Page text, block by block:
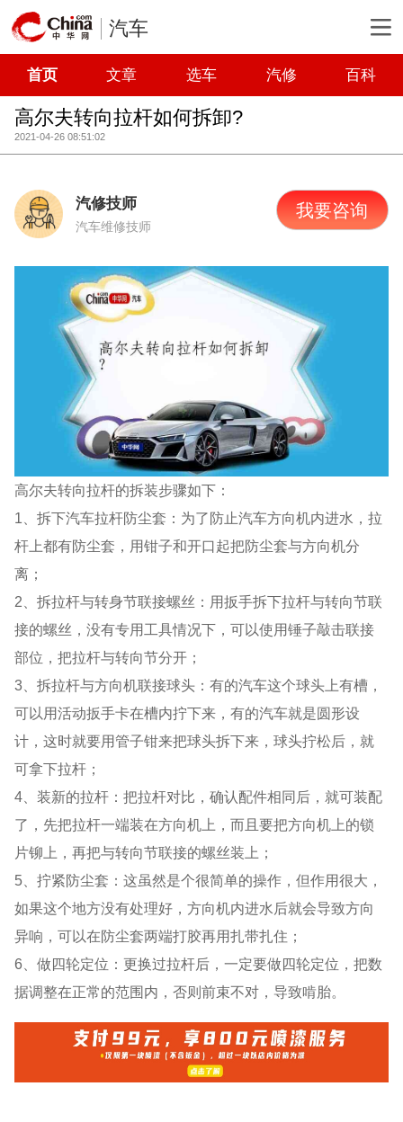
汽车
首页 文章 选车 汽修 百科
高尔夫转向拉杆如何拆卸?
2021-04-26 08:51:02
汽修技师
汽车维修技师
我要咨询
高尔夫转向拉杆的拆装步骤如下：
1、拆下汽车拉杆防尘套：为了防止汽车方向机内进水，拉
杆上都有防尘套，用钳子和开口起把防尘套与方向机分
离；
2、拆拉杆与转身节联接螺丝：用扳手拆下拉杆与转向节联
接的螺丝，没有专用工具情况下，可以使用锤子敲击联接
部位，把拉杆与转向节分开；
3、拆拉杆与方向机联接球头：有的汽车这个球头上有槽，
可以用活动扳手卡在槽内拧下来，有的汽车就是圆形设
计，这时就要用管子钳来把球头拆下来，球头拧松后，就
可拿下拉杆；
4、装新的拉杆：把拉杆对比，确认配件相同后，就可装配
了，先把拉杆一端装在方向机上，而且要把方向机上的锁
片铆上，再把与转向节联接的螺丝装上；
5、拧紧防尘套：这虽然是个很简单的操作，但作用很大，
如果这个地方没有处理好，方向机内进水后就会导致方向
异响，可以在防尘套两端打胶再用扎带扎住；
6、做四轮定位：更换过拉杆后，一定要做四轮定位，把数
据调整在正常的范围内，否则前束不对，导致啃胎。